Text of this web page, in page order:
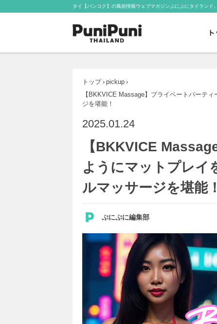
タイ【バンコク】の風俗情報ウェブマガジンぷにぷにタイランド。
トップ › pickup ›
【BKKVICE Massage】プライベートパーテ
ジを堪能！
2025.01.24
【BKKVICE
ようにマットプレイ
ルマッサージを堪能！
ぷにぷに編集部